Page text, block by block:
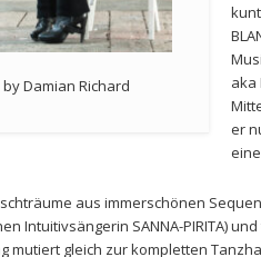
Damian Richard
aka
er
aus immerschönen
Intuitivsängerin SANNA-PIRITA)
mutiert gleich zur kompletten